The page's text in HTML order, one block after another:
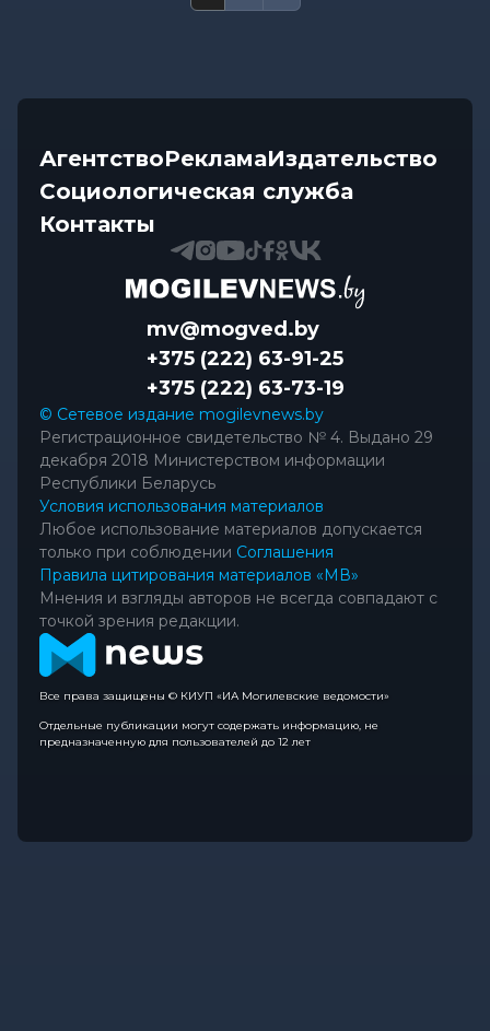
АгентствоРекламаИздательство
Социологическая служба
Контакты
mv@mogved.by
+375 (222) 63-91-25
+375 (222) 63-73-19
© Сетевое издание mogilevnews.by
Регистрационное свидетельство № 4. Выдано 29
декабря 2018 Министерством информации
Республики Беларусь
Условия использования материалов
Любое использование материалов допускается
только при соблюдении Соглашения
Правила цитирования материалов «МВ»
Мнения и взгляды авторов не всегда совпадают с
точкой зрения редакции.
Все права защищены © КИУП «ИА Могилевские ведомости»
Отдельные публикации могут содержать информацию, не
предназначенную для пользователей до 12 лет